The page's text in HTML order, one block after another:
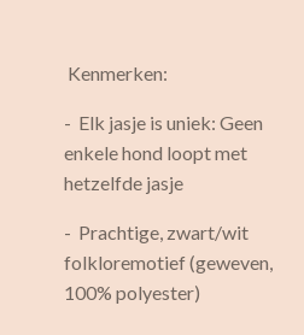
Kenmerken:
- Elk jasje is uniek: Geen
enkele hond loopt met
hetzelfde jasje
- Prachtige, zwart/wit
folkloremotief (geweven,
100% polyester)